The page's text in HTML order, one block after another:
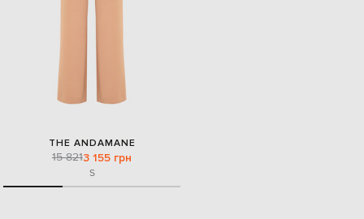
THE ANDAMANE
15 8213 155 грн
S